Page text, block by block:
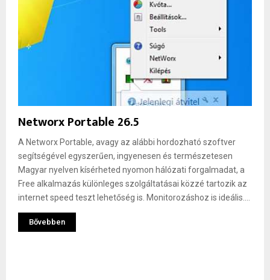
Networx Portable 26.5
A Networx Portable, avagy az alábbi hordozható szoftver
segítségével egyszerűen, ingyenesen és természetesen
Magyar nyelven kísérheted nyomon hálózati forgalmadat, a
Free alkalmazás különleges szolgáltatásai közzé tartozik az
internet speed teszt lehetőség is. Monitorozáshoz is ideális....
Bővebben